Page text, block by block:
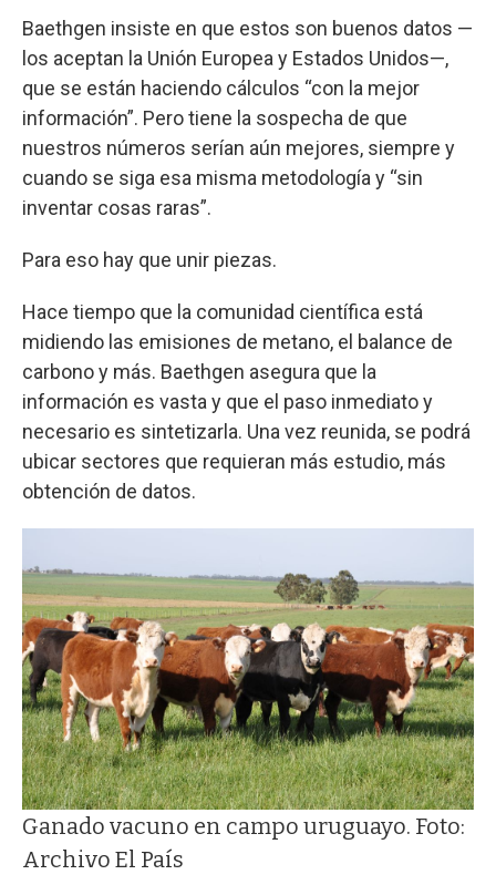
Baethgen insiste en que estos son buenos datos —
los aceptan la Unión Europea y Estados Unidos—,
que se están haciendo cálculos “con la mejor
información”. Pero tiene la sospecha de que
nuestros números serían aún mejores, siempre y
cuando se siga esa misma metodología y “sin
inventar cosas raras”.
Para eso hay que unir piezas.
Hace tiempo que la comunidad científica está
midiendo las emisiones de metano, el balance de
carbono y más. Baethgen asegura que la
información es vasta y que el paso inmediato y
necesario es sintetizarla. Una vez reunida, se podrá
ubicar sectores que requieran más estudio, más
obtención de datos.
Ganado vacuno en campo uruguayo. Foto:
Archivo El País